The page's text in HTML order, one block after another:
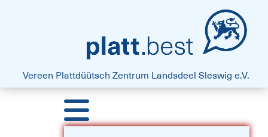
platt.best - Drift vun Harten
Vereen Plattdüütsch Zentrum Landsdeel Sleswig e.V.